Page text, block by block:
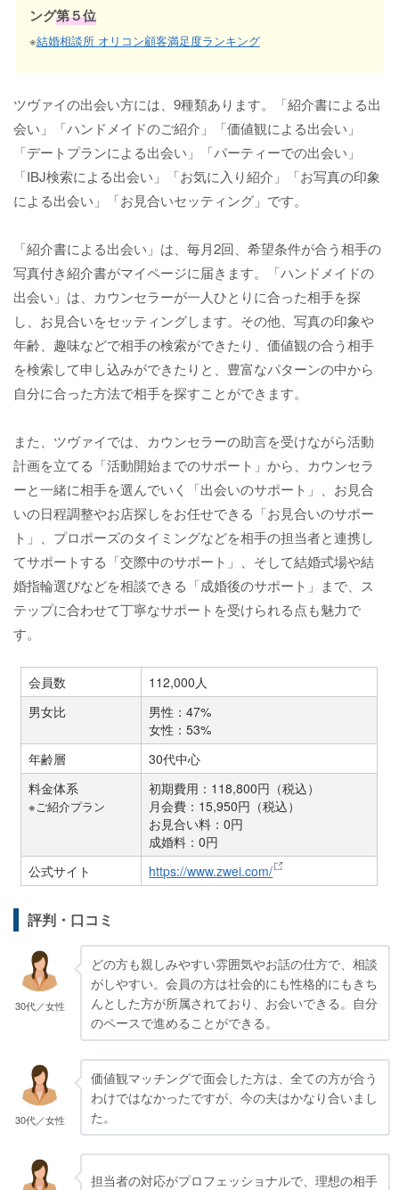
ング第５位
※結婚相談所 オリコン顧客満足度ランキング
ツヴァイの出会い方には、9種類あります。「紹介書による出
会い」「ハンドメイドのご紹介」「価値観による出会い」
「デートプランによる出会い」「パーティーでの出会い」
「IBJ検索による出会い」「お気に入り紹介」「お写真の印象
による出会い」「お見合いセッティング」です。
「紹介書による出会い」は、毎月2回、希望条件が合う相手の
写真付き紹介書がマイページに届きます。「ハンドメイドの
出会い」は、カウンセラーが一人ひとりに合った相手を探
し、お見合いをセッティングします。その他、写真の印象や
年齢、趣味などで相手の検索ができたり、価値観の合う相手
を検索して申し込みができたりと、豊富なパターンの中から
自分に合った方法で相手を探すことができます。
また、ツヴァイでは、カウンセラーの助言を受けながら活動
計画を立てる「活動開始までのサポート」から、カウンセラ
ーと一緒に相手を選んでいく「出会いのサポート」、お見合
いの日程調整やお店探しをお任せできる「お見合いのサポー
ト」、プロポーズのタイミングなどを相手の担当者と連携し
てサポートする「交際中のサポート」、そして結婚式場や結
婚指輪選びなどを相談できる「成婚後のサポート」まで、ス
テップに合わせて丁寧なサポートを受けられる点も魅力で
す。
会員数
112,000人
男女比
男性：47%
女性：53%
年齢層
30代中心
料金体系
※ご紹介プラン
初期費用：118,800円（税込）
月会費：15,950円（税込）
お見合い料：0円
成婚料：0円
公式サイト
https://www.zwei.com/
評判・口コミ
30代／女性
どの方も親しみやすい雰囲気やお話の仕方で、相談
がしやすい。会員の方は社会的にも性格的にもきち
んとした方が所属されており、お会いできる。自分
のペースで進めることができる。
30代／女性
価値観マッチングで面会した方は、全ての方が合う
わけではなかったですが、今の夫はかなり合いまし
た。
担当者の対応がプロフェッショナルで、理想の相手